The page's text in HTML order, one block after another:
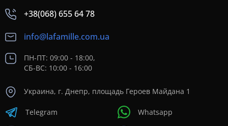
+38(068) 655 64 78
info@lafamille.com.ua
ПН-ПТ: 09:00 - 18:00,
СБ-ВС: 10:00 - 16:00
Украина, г. Днепр, площадь Героев Майдана 1
Telegram Whatsapp